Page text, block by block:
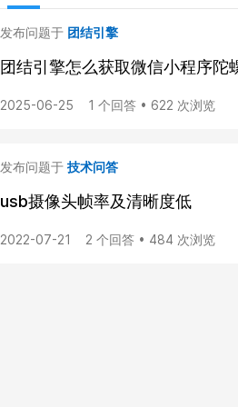
发布问题于 团结引擎
团结引擎怎么获取微信小程序陀
2025-06-25 1 个回答 • 622 次浏览
发布问题于 技术问答
usb摄像头帧率及清晰度低
2022-07-21 2 个回答 • 484 次浏览